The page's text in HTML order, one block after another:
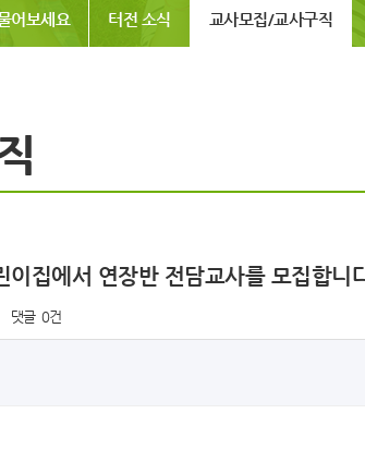
아현황 연구사업 교사모집/교
어보세요 터전 소식 교사모집/교사구직
이집에서 연장반 전담교사를 모집합니
댓글 0건